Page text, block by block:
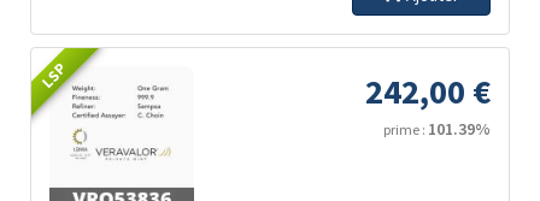
LSP 242,00 €
prime : 101.39%